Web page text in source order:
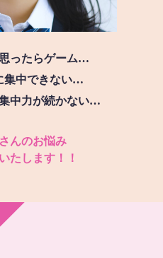
ったらゲーム…
集中できない…
中力が続かない…
んのお悩み
たします！！